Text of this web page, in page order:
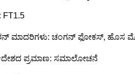
ಮಾದರಿಗಳು: ಚಂಗನ್ ಫೋಕಸ್, ಹೊಸ
ಪ್ರಮಾಣ: ಸಮಾಲೋಚನೆ